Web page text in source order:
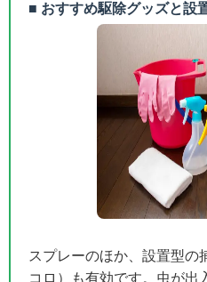
■ おすすめ駆除グッズと設
スプレーのほか、設置型の
コロ）も有効です。虫が出